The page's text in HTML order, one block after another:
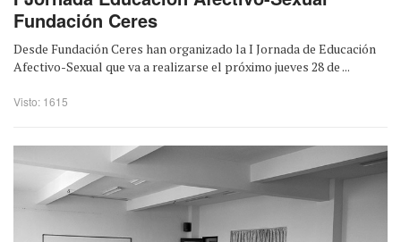
Fundación Ceres
Desde Fundación Ceres han organizado la I Jornada de Educación
Afectivo-Sexual que va a realizarse el próximo jueves 28 de ...
Visto: 1615